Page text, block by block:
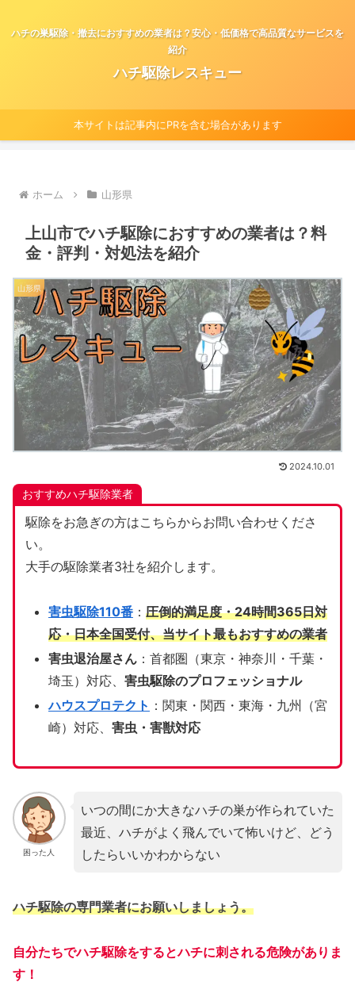
ハチの巣駆除・撤去におすすめの業者は？安心・低価格で高品質なサービスを
紹介
ハチ駆除レスキュー
本サイトは記事内にPRを含む場合があります
ホーム 山形県
上山市でハチ駆除におすすめの業者は？料
金・評判・対処法を紹介
山形県
2024.10.01
おすすめハチ駆除業者
駆除をお急ぎの方はこちらからお問い合わせくださ
い。
大手の駆除業者3社を紹介します。
害虫駆除110番： 圧倒的満足度・24時間365日対
応・日本全国受付、当サイト最もおすすめの業者
害虫退治屋さん：首都圏（東京・神奈川・千葉・
埼玉）対応、 害虫駆除のプロフェッショナル
ハウスプロテクト ：関東・関西・東海・九州（宮
崎）対応、 害虫・害獣対応
困った人
いつの間にか大きなハチの巣が作られていた
最近、ハチがよく飛んでいて怖いけど、どう
したらいいかわからない
ハチ駆除の専門業者にお願いしましょう。
自分たちでハチ駆除をするとハチに刺される危険がありま
す！